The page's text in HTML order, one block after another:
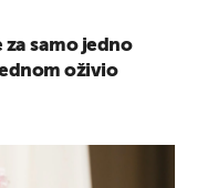
za samo jedno
oživio